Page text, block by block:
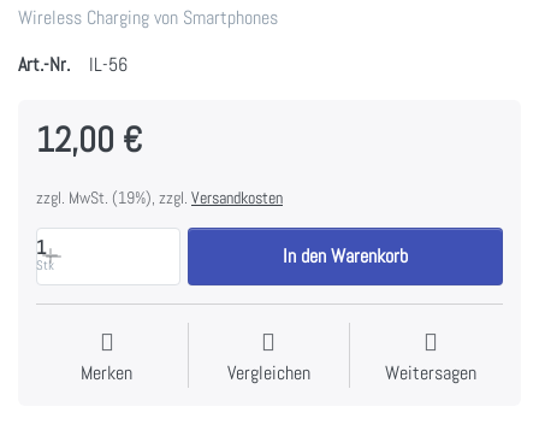
Wireless Charging von Smartphones
Art.-Nr.
IL-56
12,00 €
zzgl. MwSt. (19%), zzgl. Versandkosten
1
Stk In den Warenkorb
Merken Vergleichen Weitersagen